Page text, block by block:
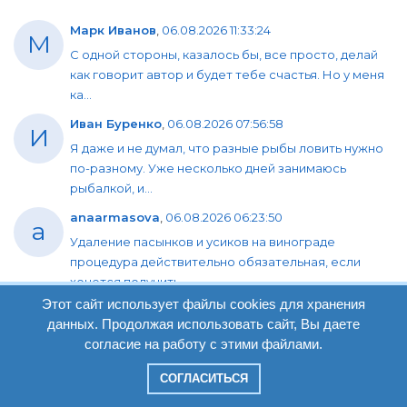
М Марк Иванов 06.08.2026 11:33:24
С одной стороны, казалось бы, все просто, делай
как говорит автор и будет тебе счастья. Но у меня
ка...
И Иван Буренко 06.08.2026 07:56:58
Я даже и не думал, что разные рыбы ловить нужно
по-разному. Уже несколько дней занимаюсь
рыбалкой, и...
a anaarmasova 06.08.2026 06:23:50
Удаление пасынков и усиков на винограде
процедура действительно обязательная, если
хочется получить ...
О Олег Обмана,04.08.2026 07:17:03
Отличный способ получить чистую наживку, на
белом хлебе личинки всегда получаются светлыми
Этот сайт использует файлы cookies для хранения
данных. Продолжая использовать сайт, Вы даете
согласие на работу с этими файлами.
СОГЛАСИТЬСЯ